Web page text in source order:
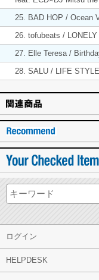
25. BAD HOP / Ocean
26. tofubeats / LONELY
27. Elle Teresa /
28. SALU / LIFE
ログイン
HELPDESK